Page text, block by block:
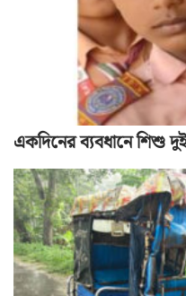
একদিনের ব্যবধানে শিশু